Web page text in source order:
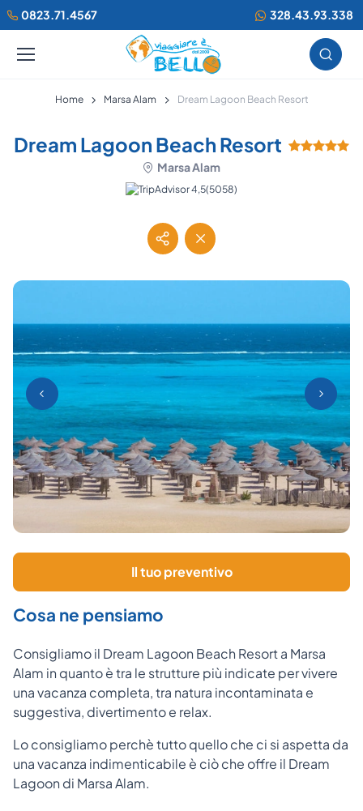
0823.71.4567 328.43.93.338
Home Marsa Alam Dream Lagoon Beach Resort
Dream Lagoon Beach Resort
Marsa Alam
(5058)
Il tuo preventivo
Cosa ne pensiamo
Consigliamo il Dream Lagoon Beach Resort a Marsa
Alam in quanto è tra le strutture più indicate per vivere
una vacanza completa, tra natura incontaminata e
suggestiva, divertimento e relax.
Lo consigliamo perchè tutto quello che ci si aspetta da
una vacanza indimenticabile è ciò che offre il Dream
Lagoon di Marsa Alam.